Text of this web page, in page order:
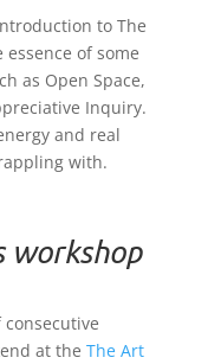
to The
of some
as Open Space,
Inquiry.
and real
with.
workshop
at the The Art